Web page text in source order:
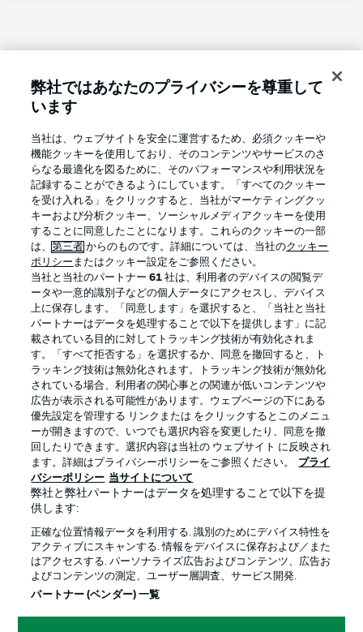
Football as it's meant to be
BUNDESLIGA APP
Official Partners
弊社ではあなたのプライバシーを尊重して
います
当社は、ウェブサイトを安全に運営するため、必須クッキーや
機能クッキーを使用しており、そのコンテンツやサービスのさ
らなる最適化を図るために、そのパフォーマンスや利用状況を
記録することができるようにしています。「すべてのクッキー
を受け入れる」をクリックすると、当社がマーケティングクッ
キーおよび分析クッキー、ソーシャルメディアクッキーを使用
することに同意したことになります。これらのクッキーの一部
は、第三者 からのものです。詳細については、当社のクッキー
ポリシー またはクッキー設定をご参照ください。
当社と当社のパートナー61 社は、利用者のデバイスの閲覧デ
ータや一意的識別子などの個人データにアクセスし、デバイス
上に保存します。「同意します」を選択すると、「当社と当社
パートナーはデータを処理することで以下を提供します」に記
載されている目的に対してトラッキング技術が有効化されま
す。「すべて拒否する」を選択するか、同意を撤回すると、ト
ラッキング技術は無効化されます。トラッキング技術が無効化
されている場合、利用者の関心事との関連が低いコンテンツや
広告が表示される可能性があります。ウェブページの下にある
優先設定を管理する リンクまたは をクリックするとこのメニュ
ーが開きますので、いつでも選択内容を変更したり、同意を撤
回したりできます。選択内容は当社の ウェブサイト に反映され
ます。詳細はプライバシーポリシーをご参照ください。
プライ
バシーポリシー 当サイトについて
弊社と弊社パートナーはデータを処理することで以下を提
供します:
正確な位置情報データを利用する. 識別のためにデバイス特性を
アクティブにスキャンする. 情報をデバイスに保存および／また
はアクセスする. パーソナライズ広告およびコンテンツ、広告お
よびコンテンツの測定、ユーザー層調査、サービス開発.
パートナー (ベンダー) 一覧